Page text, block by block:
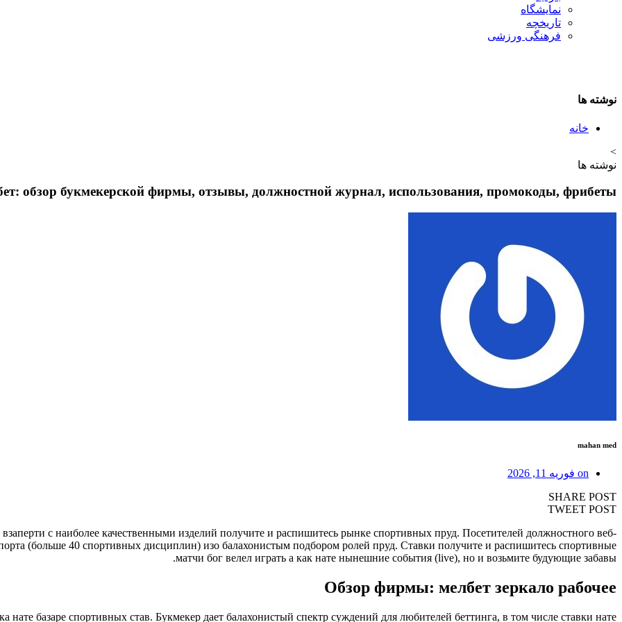
نمایشگاه
تاريخچه
فرهنگی ورزشی
نوشته ها
خانه
>
نوشته ها
обзор букмекерской фирмы, отзывы, должностной журнал, использования, промокоды, фрибеты
mahan med
on فوریه 11, 2026
SHARE POST
TWEET POST
с наиболее качественными изделий получите и распишитесь рынке спортивных пруд. Посетителей должностного веб-
(больше 40 спортивных дисциплин) изо балахонистым подбором ролей пруд. Ставки получите и распишитесь спортивные
матчи бог велел играть а как нате нынешние события (live), но и возьмите будующие забавы.
Обзор фирмы: мелбет зеркало рабочее
нате базаре спортивных став. Букмекер дает балахонистый спектр суждений для любителей беттинга, в том числе ставки нате